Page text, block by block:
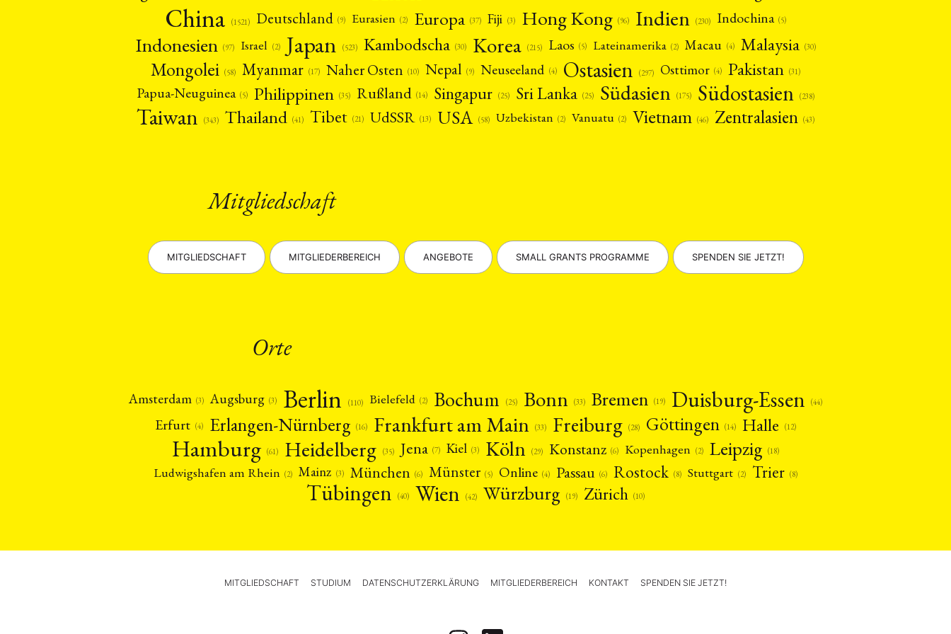
China (1521) Deutschland (9) Eurasien (2) Europa (37) Fiji (3) Hong Kong (96) Indien (230) Indochina (5)
Indonesien (97) Israel (2) Japan (523) Kambodscha (30) Korea (215) Laos (5) Lateinamerika (2) Macau (4) Malaysia (30)
Mongolei (58) Myanmar (17) Naher Osten (10) Nepal (9) Neuseeland (4) Ostasien (297) Osttimor (4) Pakistan (31)
Papua-Neuguinea (5) Philippinen (35) Rußland (14) Singapur (25) Sri Lanka (25) Südasien (175) Südostasien (238)
Taiwan (343) Thailand (41) Tibet (21) UdSSR (13) USA (58) Uzbekistan (2) Vanuatu (2) Vietnam (46) Zentralasien (43)
Mitgliedschaft
MITGLIEDSCHAFT MITGLIEDERBEREICH ANGEBOTE SMALL GRANTS PROGRAMME SPENDEN SIE JETZT!
Orte
Amsterdam (3) Augsburg (3) Berlin (110) Bielefeld (2) Bochum (25) Bonn (33) Bremen (19) Duisburg-Essen (44)
Erfurt (4) Erlangen-Nürnberg (16) Frankfurt am Main (33) Freiburg (28) Göttingen (14) Halle (12)
Hamburg (61) Heidelberg (35) Jena (7) Kiel (3) Köln (29) Konstanz (6) Kopenhagen (2) Leipzig (18)
Ludwigshafen am Rhein (2) Mainz (3) München (6) Münster (5) Online (4) Passau (6) Rostock (8) Stuttgart (2) Trier (8)
Tübingen (40) Wien (42) Würzburg (19) Zürich (10)
MITGLIEDSCHAFT STUDIUM DATENSCHUTZERKLÄRUNG MITGLIEDERBEREICH KONTAKT SPENDEN SIE JETZT!